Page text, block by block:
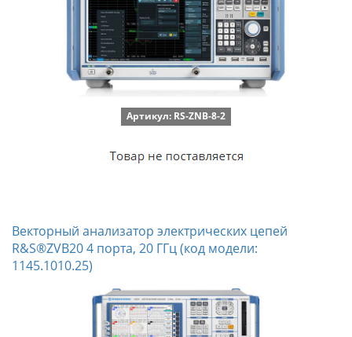
Артикул: RS-ZNB-8-2
Векторный анализатор электрических цепей
R&S®ZVB20 4 порта, 20 ГГц (код модели:
1145.1010.25)